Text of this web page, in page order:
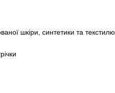
шкіри, синтетики та текстилю